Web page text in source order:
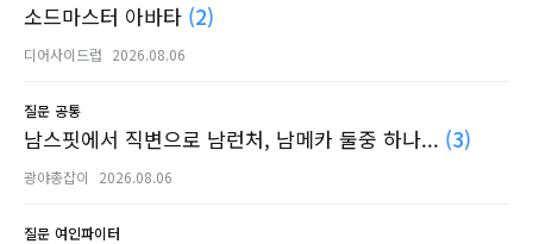
소드마스터 아바타 (2)
디어사이드럽 2026.08.06
질문 공통
남스핏에서 직변으로 남런처, 남메카 둘중 하나... (3)
광야총잡이 2026.08.06
질문 여인파이터